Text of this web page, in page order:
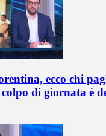
ecco chi
di giornata è